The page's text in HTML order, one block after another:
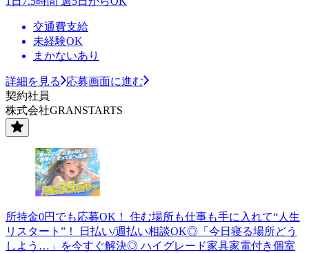
交通費支給
未経験OK
まかないあり
詳細を見る
応募画面に進む
契約社員
株式会社GRANSTARTS
所持金0円でも応募OK！ 住む場所も仕事も手に入れて“人生
リスタート”！ 日払い/週払い相談OK◎「今日寝る場所どう
しよう…」を今すぐ解決◎ ハイグレード家具家電付き個室